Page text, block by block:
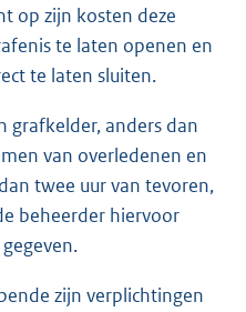
op zijn kosten deze
te laten openen en
te laten sluiten.
grafkelder, anders dan
van overledenen en
twee uur van tevoren,
beheerder hiervoor
zijn verplichtingen